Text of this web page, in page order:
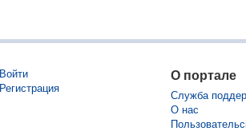
Войти
Регистрация
О портале
Служба
О нас